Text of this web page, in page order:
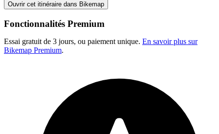
Ouvrir cet itinéraire dans Bikemap
Fonctionnalités Premium
Essai gratuit de 3 jours, ou paiement unique. En savoir plus sur
Bikemap Premium.